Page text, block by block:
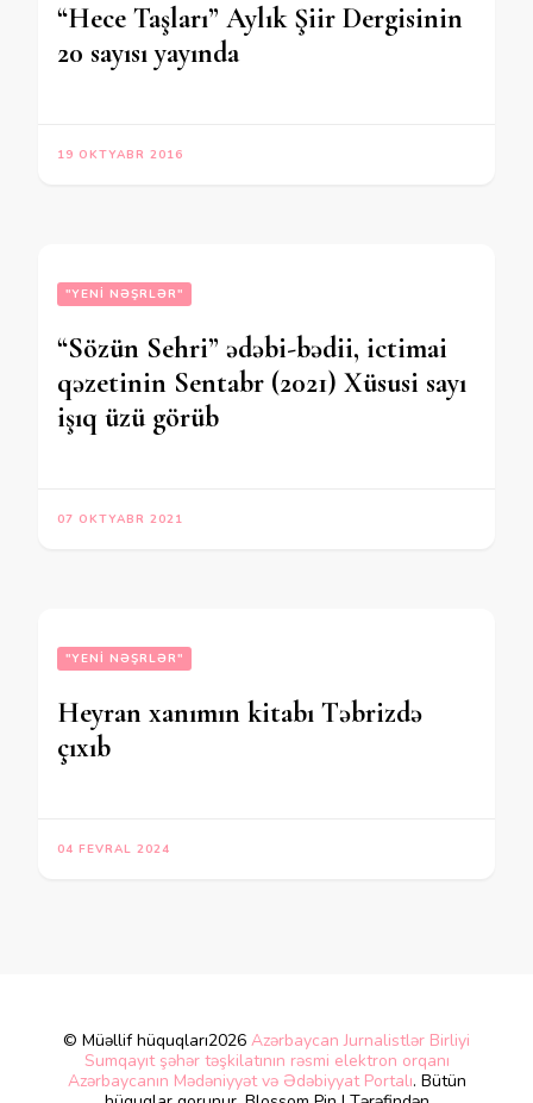
“Hece Taşları” Aylık Şiir Dergisinin
20 sayısı yayında
19 OKTYABR 2016
"YENI NƏŞRLƏR"
“Sözün Sehri” ədəbi-bədii, ictimai
qəzetinin Sentabr (2021) Xüsusi sayı
işıq üzü görüb
07 OKTYABR 2021
"YENI NƏŞRLƏR"
Heyran xanımın kitabı Təbrizdə
çıxıb
04 FEVRAL 2024
© Müəllif hüquqları2026 Azərbaycan Jurnalistlər Birliyi
Sumqayıt şəhər təşkilatının rəsmi elektron orqanı
Azərbaycanın Mədəniyyət və Ədəbiyyat Portalı. Bütün